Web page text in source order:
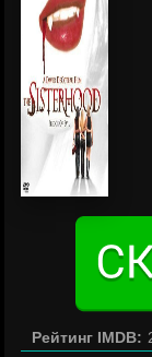
Рейтинг IMDB: